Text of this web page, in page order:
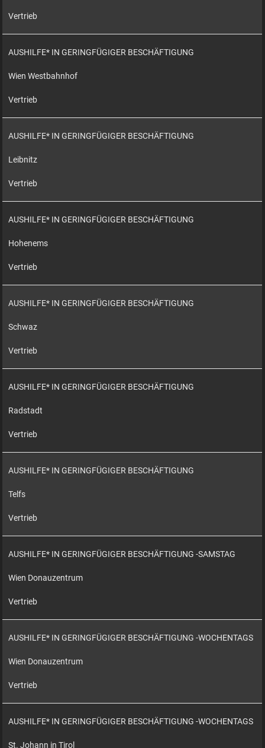
Vertrieb
AUSHILFE* IN GERINGFÜGIGER BESCHÄFTIGUNG
Wien Westbahnhof
Vertrieb
AUSHILFE* IN GERINGFÜGIGER BESCHÄFTIGUNG
Leibnitz
Vertrieb
AUSHILFE* IN GERINGFÜGIGER BESCHÄFTIGUNG
Hohenems
Vertrieb
AUSHILFE* IN GERINGFÜGIGER BESCHÄFTIGUNG
Schwaz
Vertrieb
AUSHILFE* IN GERINGFÜGIGER BESCHÄFTIGUNG
Radstadt
Vertrieb
AUSHILFE* IN GERINGFÜGIGER BESCHÄFTIGUNG
Telfs
Vertrieb
AUSHILFE* IN GERINGFÜGIGER BESCHÄFTIGUNG -SAMSTAG
Wien Donauzentrum
Vertrieb
AUSHILFE* IN GERINGFÜGIGER BESCHÄFTIGUNG -WOCHENTAGS
Wien Donauzentrum
Vertrieb
AUSHILFE* IN GERINGFÜGIGER BESCHÄFTIGUNG -WOCHENTAGS
St. Johann in Tirol